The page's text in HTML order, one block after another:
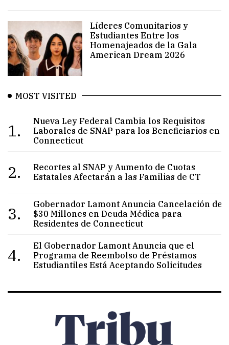
Líderes Comunitarios y
Estudiantes Entre los
Homenajeados de la Gala
American Dream 2026
MOST VISITED
1.
Nueva Ley Federal Cambia los Requisitos
Laborales de SNAP para los Beneficiarios en
Connecticut
2.
Recortes al SNAP y Aumento de Cuotas
Estatales Afectarán a las Familias de CT
3.
Gobernador Lamont Anuncia Cancelación de
$30 Millones en Deuda Médica para
Residentes de Connecticut
4.
El Gobernador Lamont Anuncia que el
Programa de Reembolso de Préstamos
Estudiantiles Está Aceptando Solicitudes